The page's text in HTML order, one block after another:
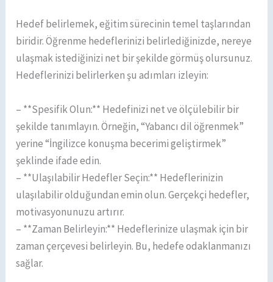
Hedef belirlemek, eğitim sürecinin temel taşlarından
biridir. Öğrenme hedeflerinizi belirlediğinizde, nereye
ulaşmak istediğinizi net bir şekilde görmüş olursunuz.
Hedeflerinizi belirlerken şu adımları izleyin:
– **Spesifik Olun:** Hedefinizi net ve ölçülebilir bir
şekilde tanımlayın. Örneğin, “Yabancı dil öğrenmek”
yerine “İngilizce konuşma becerimi geliştirmek”
şeklinde ifade edin.
– **Ulaşılabilir Hedefler Seçin:** Hedeflerinizin
ulaşılabilir olduğundan emin olun. Gerçekçi hedefler,
motivasyonunuzu artırır.
– **Zaman Belirleyin:** Hedeflerinize ulaşmak için bir
zaman çerçevesi belirleyin. Bu, hedefe odaklanmanızı
sağlar.